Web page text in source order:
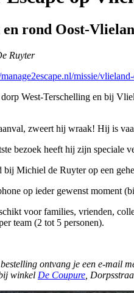
rond Oost-
Ruyter
missie/
West-Terschelling en bij
zweert hij wraak! Hij is
bezoek heeft hij zijn speciale
Michiel de Ruyter op een
op ieder gewenst moment
voor families, vrienden,
team (2 tot 5 personen).
ontvang je een e-mail
winkel De Coupure ,